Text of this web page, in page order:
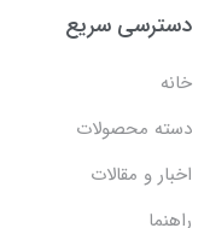
دسترسی سریع
خانه
دسته محصولات
اخبار و مقالات
راهنما